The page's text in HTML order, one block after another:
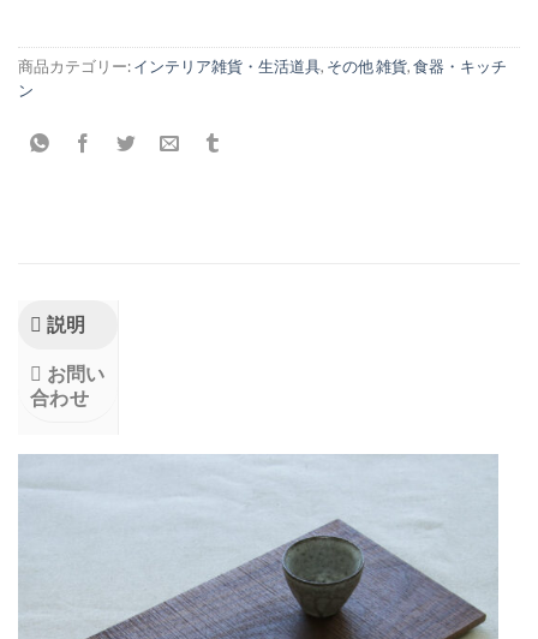
商品カテゴリー:インテリア雑貨・生活道具, その他 雑貨,食器・キッチ
ン
説明
お問い
合わせ